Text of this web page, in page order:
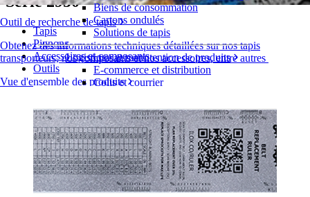
Outil de recherche de tapis
Obtenez des informations techniques détaillées sur nos tapis
transporteurs, nos composants et nos accessoires, entre autres
Vue d'ensemble des produits
Biens de consommation
Cartons ondulés
Solutions de tapis
Logistique et manutention de produits
E-commerce et distribution
Colis et courrier
Pneu
Automobile
Batteries de véhicules électriques
Industriel
Présentation des industries
Tapis
Pignons
Accessoires et composants
Outils